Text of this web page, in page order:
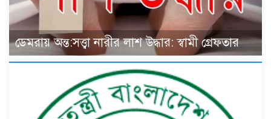
ডেমরায় অন্ত:সত্ত্বা নারীর লাশ উদ্ধার: স্বামী গ্রেফতার